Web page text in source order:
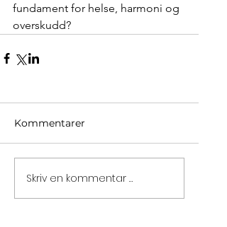
fundament for helse, harmoni og
overskudd?
Kommentarer
Skriv en kommentar …